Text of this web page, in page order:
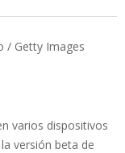
/ Getty Images
varios dispositivos
versión beta de